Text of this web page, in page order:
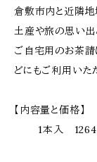
倉敷市内と近隣地
土産や旅の思い出
ご自宅用のお茶請
どにもご利用いた
【内容量と価格】
1本入 1264円